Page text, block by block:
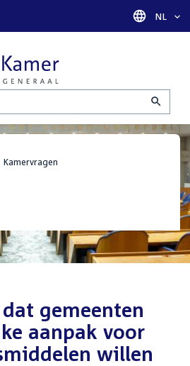
Taal
NL
Kamervragen
gemeenten
aanpak voor
willen